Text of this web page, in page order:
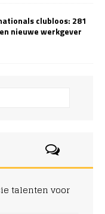
clubloos: 281
nieuwe werkgever
talenten voor